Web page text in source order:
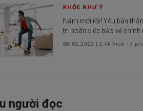
KHỎE NHƯ Ý
Năm mới rồi! Yêu bản
trì hoãn việc bảo vệ chính
08.02.2022 2.4k View | 3
người đọc